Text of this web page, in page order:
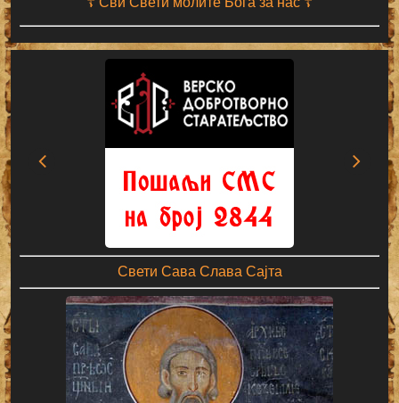
Свети Сава Слава Сајта